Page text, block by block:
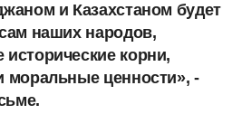
и Казахстаном будет
наших народов,
корни,
моральные ценности», -